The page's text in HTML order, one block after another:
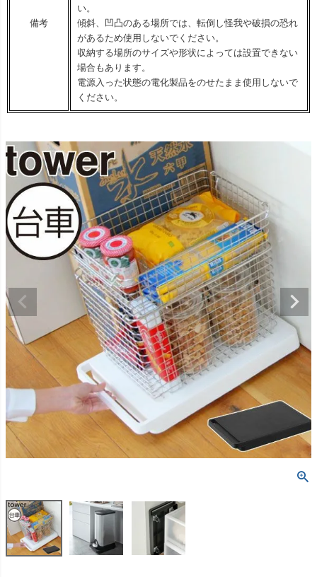
備考
い。
傾斜、凹凸のある場所では、転倒し怪我や破損の恐れ
があるため使用しないでください。
収納する場所のサイズや形状によっては設置できない
場合もあります。
電源入った状態の電化製品をのせたまま使用しないで
ください。